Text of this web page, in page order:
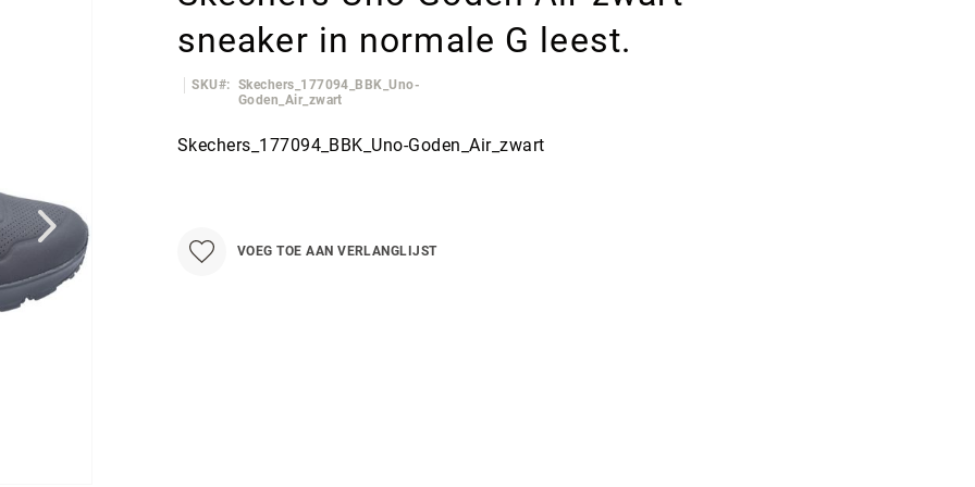
sneaker in normale G leest.
SKU
Skechers_177094_BBK_Uno-
Goden_Air_zwart
Skechers_177094_BBK_Uno-Goden_Air_zwart
VOEG TOE AAN VERLANGLIJST